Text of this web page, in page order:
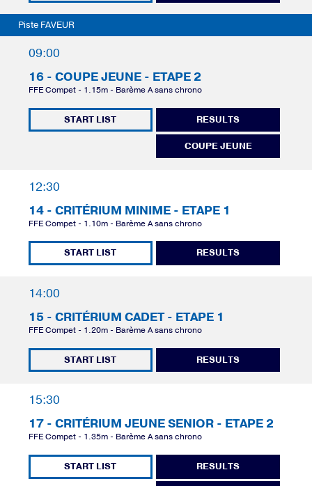
Piste FAVEUR
09:00
16 - COUPE JEUNE - ETAPE 2
FFE Compet - 1.15m - Barème A sans chrono
START LIST RESULTS
COUPE JEUNE
12:30
14 - CRITÉRIUM MINIME - ETAPE 1
FFE Compet - 1.10m - Barème A sans chrono
START LIST RESULTS
14:00
15 - CRITÉRIUM CADET - ETAPE 1
FFE Compet - 1.20m - Barème A sans chrono
START LIST RESULTS
15:30
17 - CRITÉRIUM JEUNE SENIOR - ETAPE 2
FFE Compet - 1.35m - Barème A sans chrono
START LIST RESULTS